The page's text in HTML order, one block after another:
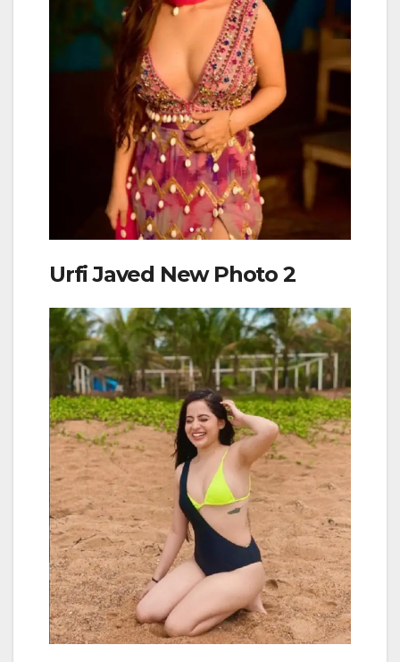
Urfi Javed New Photo 2